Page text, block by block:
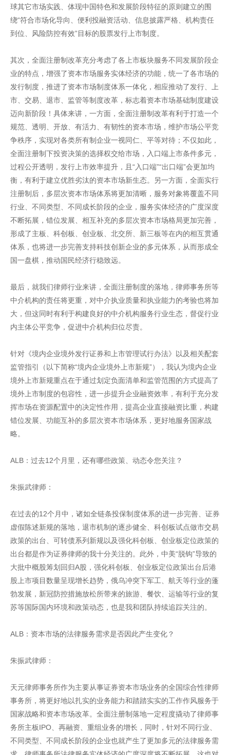
球其它市场实践、体现中国特色和发展阶段特征的原则建立的围
绕“符合市场化导向、便利投融资活动、信息披露严格、机构责任
到位、风险防控有效”目标的股票发行上市制度。
其次，全面注册制改革充分考虑了各上市板块服务不同发展阶段企
业的特点，增强了资本市场服务实体经济的功能，统一了各市场的
发行制度，推进了资本市场制度体系一体化，相应推动了发行、上
市、交易、退市、监管等制度改革，标志着资本市场基础制度建设
迈向新阶段！具体来讲，一方面，全面注册制改革有利于打造一个
规范、透明、开放、有活力、有韧性的资本市场，维护市场公平竞
争秩序，实现对各类所有制企业一视同仁、平等对待；不仅如此，
全面注册制下投资决策的选择权交给市场，入口端上市条件多元，
过程公开透明，发行上市效率提升，且“入口端”“出口端”会更加均
衡，有利于建立优胜劣汰的资本市场新生态。另一方面，全面实行
注册制后，多层次资本市场体系将更加清晰，服务对象将覆盖不同
行业、不同类型、不同成长阶段的企业，服务实体经济的广度深度
不断拓展，错位发展、相互补充的多层次资本市场格局更加完善，
形成了主板、科创板、创业板、北交所、新三板等在内的相互贯通
体系，也将进一步完善支持科技创新企业的多元体系，从而形成全
国一盘棋，推动国民经济行稳致远。
最后，就我们律师行业来讲，全面注册制度的落地，律师事务所等
中介机构的责任将更重，对中介执业质量和执业能力的考验也将加
大，但这同时有利于构建良好的中介机构服务行业生态，督促行业
内主体公平竞争，促进中介机构归位尽责。
针对《境内企业境外发行证券和上市管理试行办法》以及相关配套
监管指引（以下简称“境内企业境外上市新规”），我认为境内企业
境外上市新规重点在于通过划定负面清单和监管范围的方式提高了
境外上市制度的包容性，进一步提升企业融资效率，有利于充分发
挥市场在资源配置中的决定性作用，提高企业直接融资比重，构建
错位发展、功能互补的多层次资本市场体系，更好地服务国家战
略。
ALB：过去12个月里，还有哪些政策、动态令您关注？
朱振武律师：
在过去的12个月中，诸如全链条投保制度体系的进一步完善、证券
虚假陈述新规的落地，退市机制的逐步健全、科创板试点做市交易
政策的出台、可转债系列新规以及强化科创板、创业板定位政策的
出台都是作为证券律师的我十分关注的。此外，中美“脱钩”导致的
大批中概股筹划回归A股，强化科创板、创业板定位政策出台后港
股上市项目数量呈现增长趋势，俄乌冲突下军工、航天等行业的蓬
勃发展，新冠防控措施放松所带来的旅游、餐饮、运输等行业的复
苏等国际国内环境和政策动态，也是我和团队持续追踪关注的。
ALB：资本市场的法律服务需求是否因此产生变化？
朱振武律师：
天元律师事务所作为主要从事证券资本市场业务的全国综合性律师
事务所，将更好地以扎实的业务能力和踏踏实实的工作作风服务于
国家战略和资本市场改革。全面注册制落地一定程度撬动了律师事
务所主板IPO、再融资、重组业务的增长，同时，针对不同行业、
不同类型、不同成长阶段的企业也就产生了更加多元的法律服务需